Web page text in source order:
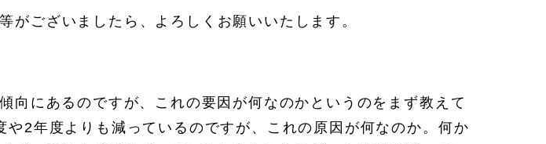
がございましたら、よろしくお願いいたします。
にあるのですが、これの要因が何なのかというのをまず教えて
2年度よりも減っているのですが、これの原因が何なのか。何か